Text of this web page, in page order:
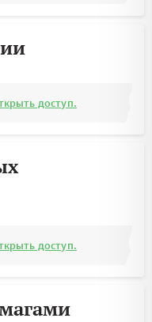
доступ.
доступ.